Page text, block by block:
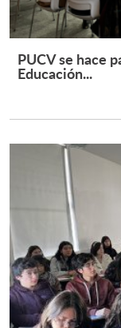
PUCV se hace
Educación...